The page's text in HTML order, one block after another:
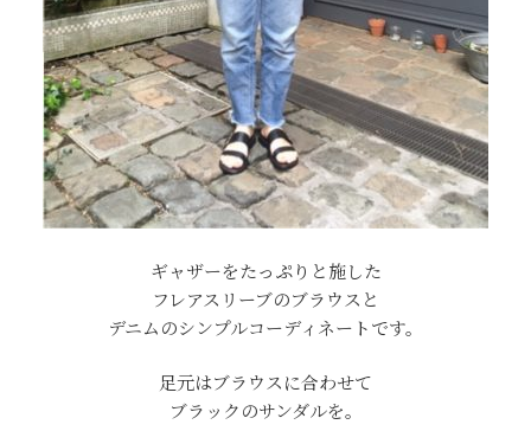
ギャザーをたっぷりと施した
フレアスリーブのブラウスと
デニムのシンプルコーディネートです。
足元はブラウスに合わせて
ブラックのサンダルを。